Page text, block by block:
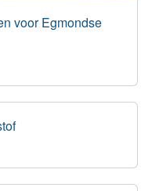
voor Egmondse